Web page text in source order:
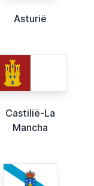
Asturië
Castilië-La
Mancha